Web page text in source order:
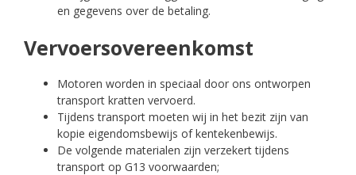
en gegevens over de betaling.
Vervoersovereenkomst
Motoren worden in speciaal door ons ontworpen
transport kratten vervoerd.
Tijdens transport moeten wij in het bezit zijn van
kopie eigendomsbewijs of kentekenbewijs.
De volgende materialen zijn verzekert tijdens
transport op G13 voorwaarden;